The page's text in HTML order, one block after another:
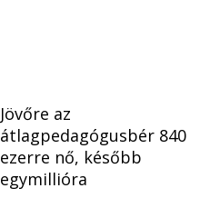
Jövőre az
átlagpedagógusbér 840
ezerre nő, később
egymillióra